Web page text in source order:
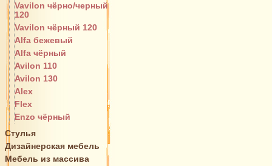
Vavilon чёрно/черный
120
Vavilon чёрный 120
Alfa бежевый
Alfa чёрный
Avilon 110
Avilon 130
Alex
Flex
Enzo чёрный
Стулья
Дизайнерская мебель
Мебель из массива